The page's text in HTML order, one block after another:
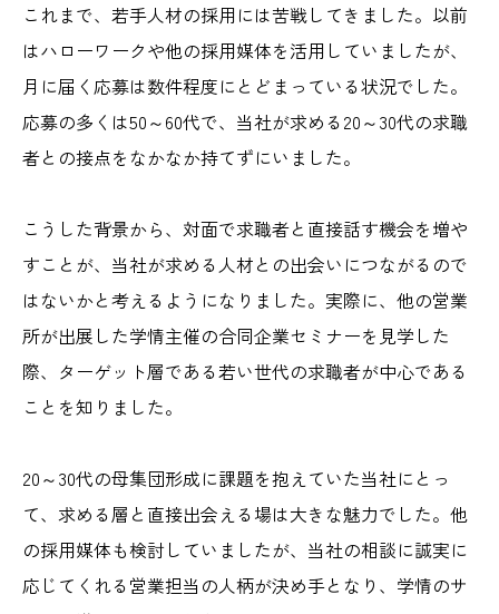
これまで、若手人材の採用には苦戦してきました。以前
はハローワークや他の採用媒体を活用していましたが、
月に届く応募は数件程度にとどまっている状況でした。
応募の多くは50～60代で、当社が求める20～30代の求職
者との接点をなかなか持てずにいました。
こうした背景から、対面で求職者と直接話す機会を増や
すことが、当社が求める人材との出会いにつながるので
はないかと考えるようになりました。実際に、他の営業
所が出展した学情主催の合同企業セミナーを見学した
際、ターゲット層である若い世代の求職者が中心である
ことを知りました。
20～30代の母集団形成に課題を抱えていた当社にとっ
て、求める層と直接出会える場は大きな魅力でした。他
の採用媒体も検討していましたが、当社の相談に誠実に
応じてくれる営業担当の人柄が決め手となり、学情のサ